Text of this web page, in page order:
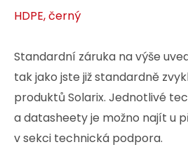
HDPE, černý
Standardní záruka na výše
tak jako jste již standardně
produktů Solarix. Jednotlivé
a datasheety je možno najít u
v sekci technická podpora.